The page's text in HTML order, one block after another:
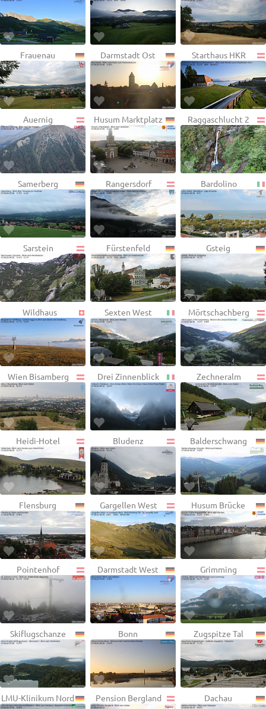
Frauenau Darmstadt Ost Starthaus HKR
Auernig Husum Marktplatz Raggaschlucht 2
Samerberg Rangersdorf Bardolino
Sarstein Fürstenfeld Gsteig
Wildhaus Sexten West Mörtschachberg
Wien Bisamberg Drei Zinnenblick Zechneralm
Heidi-Hotel Bludenz Balderschwang
Flensburg Gargellen West Husum Brücke
Pointenhof Darmstadt West Grimming
Skiflugschanze Bonn Zugspitze Tal
LMU-Klinikum Nord Pension Bergland Dachau